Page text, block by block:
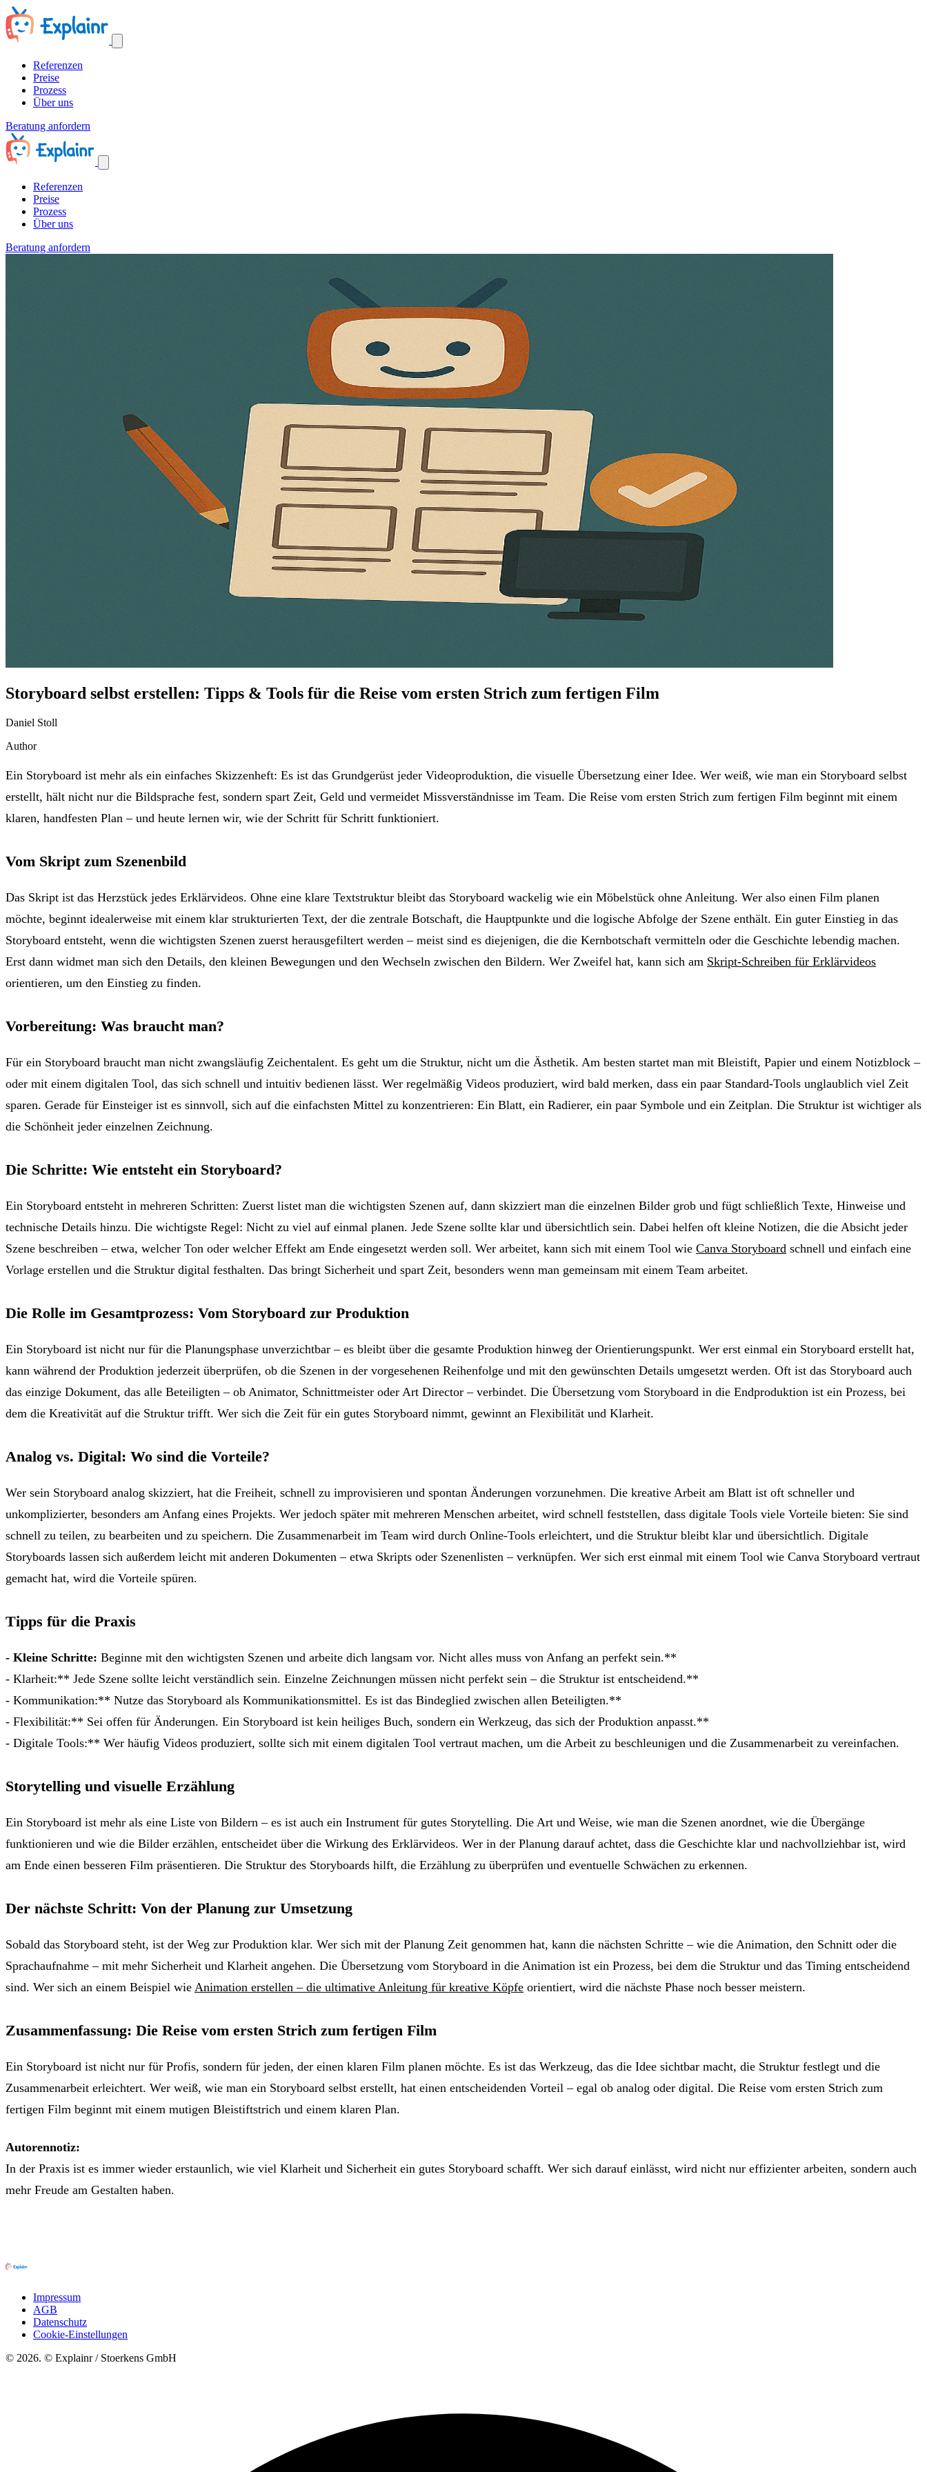
Referenzen
Preise
Prozess
Über uns
Beratung anfordern
Referenzen
Preise
Prozess
Über uns
Beratung anfordern
Storyboard selbst erstellen: Tipps & Tools für die Reise vom ersten Strich zum fertigen Film
Daniel Stoll
Author
Ein Storyboard ist mehr als ein einfaches Skizzenheft: Es ist das Grundgerüst jeder Videoproduktion, die visuelle Übersetzung einer Idee. Wer weiß, wie man ein Storyboard selbst
erstellt, hält nicht nur die Bildsprache fest, sondern spart Zeit, Geld und vermeidet Missverständnisse im Team. Die Reise vom ersten Strich zum fertigen Film beginnt mit einem
klaren, handfesten Plan – und heute lernen wir, wie der Schritt für Schritt funktioniert.
Vom Skript zum Szenenbild
Das Skript ist das Herzstück jedes Erklärvideos. Ohne eine klare Textstruktur bleibt das Storyboard wackelig wie ein Möbelstück ohne Anleitung. Wer also einen Film planen
möchte, beginnt idealerweise mit einem klar strukturierten Text, der die zentrale Botschaft, die Hauptpunkte und die logische Abfolge der Szene enthält. Ein guter Einstieg in das
Storyboard entsteht, wenn die wichtigsten Szenen zuerst herausgefiltert werden – meist sind es diejenigen, die die Kernbotschaft vermitteln oder die Geschichte lebendig machen.
Erst dann widmet man sich den Details, den kleinen Bewegungen und den Wechseln zwischen den Bildern. Wer Zweifel hat, kann sich am Skript-Schreiben für Erklärvideos
orientieren, um den Einstieg zu finden.
Vorbereitung: Was braucht man?
Für ein Storyboard braucht man nicht zwangsläufig Zeichentalent. Es geht um die Struktur, nicht um die Ästhetik. Am besten startet man mit Bleistift, Papier und einem Notizblock –
oder mit einem digitalen Tool, das sich schnell und intuitiv bedienen lässt. Wer regelmäßig Videos produziert, wird bald merken, dass ein paar Standard-Tools unglaublich viel Zeit
sparen. Gerade für Einsteiger ist es sinnvoll, sich auf die einfachsten Mittel zu konzentrieren: Ein Blatt, ein Radierer, ein paar Symbole und ein Zeitplan. Die Struktur ist wichtiger als
die Schönheit jeder einzelnen Zeichnung.
Die Schritte: Wie entsteht ein Storyboard?
Ein Storyboard entsteht in mehreren Schritten: Zuerst listet man die wichtigsten Szenen auf, dann skizziert man die einzelnen Bilder grob und fügt schließlich Texte, Hinweise und
technische Details hinzu. Die wichtigste Regel: Nicht zu viel auf einmal planen. Jede Szene sollte klar und übersichtlich sein. Dabei helfen oft kleine Notizen, die die Absicht jeder
Szene beschreiben – etwa, welcher Ton oder welcher Effekt am Ende eingesetzt werden soll. Wer arbeitet, kann sich mit einem Tool wie Canva Storyboard schnell und einfach eine
Vorlage erstellen und die Struktur digital festhalten. Das bringt Sicherheit und spart Zeit, besonders wenn man gemeinsam mit einem Team arbeitet.
Die Rolle im Gesamtprozess: Vom Storyboard zur Produktion
Ein Storyboard ist nicht nur für die Planungsphase unverzichtbar – es bleibt über die gesamte Produktion hinweg der Orientierungspunkt. Wer erst einmal ein Storyboard erstellt hat,
kann während der Produktion jederzeit überprüfen, ob die Szenen in der vorgesehenen Reihenfolge und mit den gewünschten Details umgesetzt werden. Oft ist das Storyboard auch
das einzige Dokument, das alle Beteiligten – ob Animator, Schnittmeister oder Art Director – verbindet. Die Übersetzung vom Storyboard in die Endproduktion ist ein Prozess, bei
dem die Kreativität auf die Struktur trifft. Wer sich die Zeit für ein gutes Storyboard nimmt, gewinnt an Flexibilität und Klarheit.
Analog vs. Digital: Wo sind die Vorteile?
Wer sein Storyboard analog skizziert, hat die Freiheit, schnell zu improvisieren und spontan Änderungen vorzunehmen. Die kreative Arbeit am Blatt ist oft schneller und
unkomplizierter, besonders am Anfang eines Projekts. Wer jedoch später mit mehreren Menschen arbeitet, wird schnell feststellen, dass digitale Tools viele Vorteile bieten: Sie sind
schnell zu teilen, zu bearbeiten und zu speichern. Die Zusammenarbeit im Team wird durch Online-Tools erleichtert, und die Struktur bleibt klar und übersichtlich. Digitale
Storyboards lassen sich außerdem leicht mit anderen Dokumenten – etwa Skripts oder Szenenlisten – verknüpfen. Wer sich erst einmal mit einem Tool wie Canva Storyboard vertraut
gemacht hat, wird die Vorteile spüren.
Tipps für die Praxis
- Kleine Schritte: Beginne mit den wichtigsten Szenen und arbeite dich langsam vor. Nicht alles muss von Anfang an perfekt sein.**
- Klarheit:** Jede Szene sollte leicht verständlich sein. Einzelne Zeichnungen müssen nicht perfekt sein – die Struktur ist entscheidend.**
- Kommunikation:** Nutze das Storyboard als Kommunikationsmittel. Es ist das Bindeglied zwischen allen Beteiligten.**
- Flexibilität:** Sei offen für Änderungen. Ein Storyboard ist kein heiliges Buch, sondern ein Werkzeug, das sich der Produktion anpasst.**
- Digitale Tools:** Wer häufig Videos produziert, sollte sich mit einem digitalen Tool vertraut machen, um die Arbeit zu beschleunigen und die Zusammenarbeit zu vereinfachen.
Storytelling und visuelle Erzählung
Ein Storyboard ist mehr als eine Liste von Bildern – es ist auch ein Instrument für gutes Storytelling. Die Art und Weise, wie man die Szenen anordnet, wie die Übergänge
funktionieren und wie die Bilder erzählen, entscheidet über die Wirkung des Erklärvideos. Wer in der Planung darauf achtet, dass die Geschichte klar und nachvollziehbar ist, wird
am Ende einen besseren Film präsentieren. Die Struktur des Storyboards hilft, die Erzählung zu überprüfen und eventuelle Schwächen zu erkennen.
Der nächste Schritt: Von der Planung zur Umsetzung
Sobald das Storyboard steht, ist der Weg zur Produktion klar. Wer sich mit der Planung Zeit genommen hat, kann die nächsten Schritte – wie die Animation, den Schnitt oder die
Sprachaufnahme – mit mehr Sicherheit und Klarheit angehen. Die Übersetzung vom Storyboard in die Animation ist ein Prozess, bei dem die Struktur und das Timing entscheidend
sind. Wer sich an einem Beispiel wie Animation erstellen – die ultimative Anleitung für kreative Köpfe orientiert, wird die nächste Phase noch besser meistern.
Zusammenfassung: Die Reise vom ersten Strich zum fertigen Film
Ein Storyboard ist nicht nur für Profis, sondern für jeden, der einen klaren Film planen möchte. Es ist das Werkzeug, das die Idee sichtbar macht, die Struktur festlegt und die
Zusammenarbeit erleichtert. Wer weiß, wie man ein Storyboard selbst erstellt, hat einen entscheidenden Vorteil – egal ob analog oder digital. Die Reise vom ersten Strich zum
fertigen Film beginnt mit einem mutigen Bleistiftstrich und einem klaren Plan.
Autorennotiz:
In der Praxis ist es immer wieder erstaunlich, wie viel Klarheit und Sicherheit ein gutes Storyboard schafft. Wer sich darauf einlässt, wird nicht nur effizienter arbeiten, sondern auch
mehr Freude am Gestalten haben.
Impressum
AGB
Datenschutz
Cookie-Einstellungen
© 2026. © Explainr / Stoerkens GmbH